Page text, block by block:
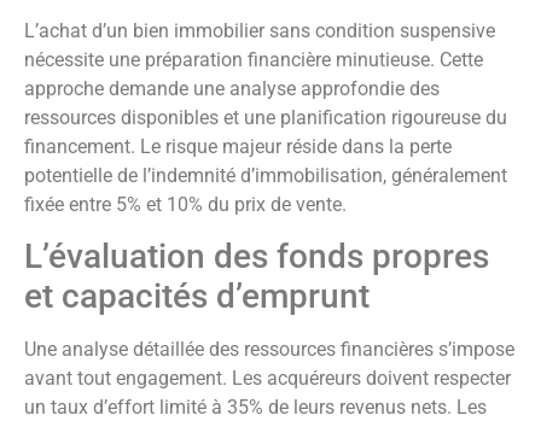
L’achat d’un bien immobilier sans condition suspensive
nécessite une préparation financière minutieuse. Cette
approche demande une analyse approfondie des
ressources disponibles et une planification rigoureuse du
financement. Le risque majeur réside dans la perte
potentielle de l’indemnité d’immobilisation, généralement
fixée entre 5% et 10% du prix de vente.
L’évaluation des fonds propres
et capacités d’emprunt
Une analyse détaillée des ressources financières s’impose
avant tout engagement. Les acquéreurs doivent respecter
un taux d’effort limité à 35% de leurs revenus nets. Les